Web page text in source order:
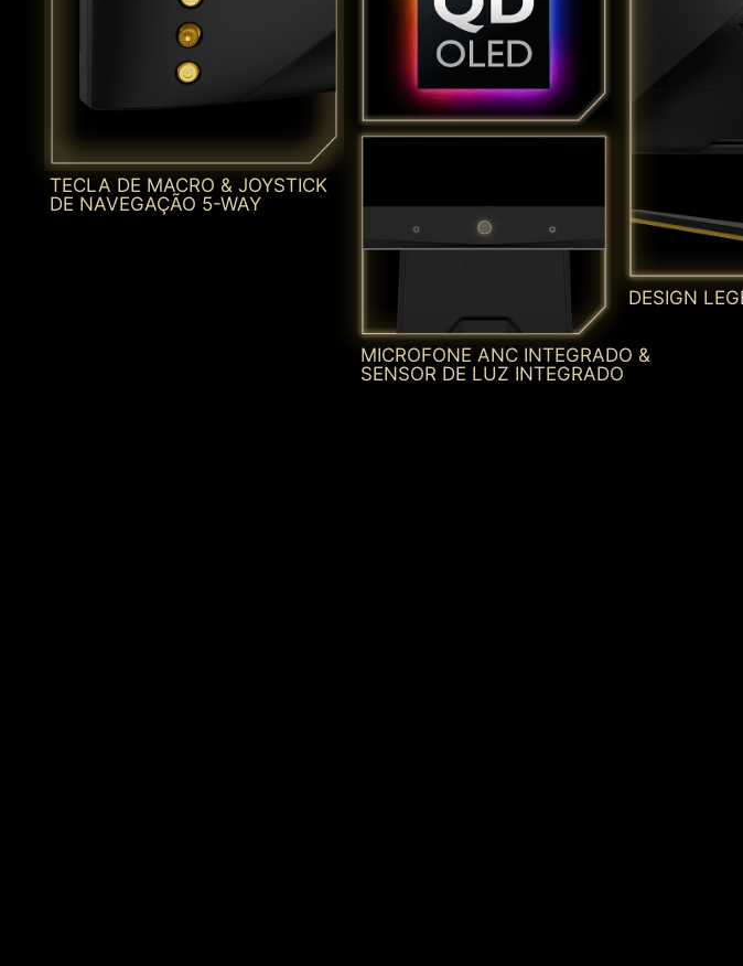
TECLA DE MACRO & JOYSTICK
DE NAVEGAÇÃO 5-WAY
MICROFONE ANC INTEGRADO &
SENSOR DE LUZ INTEGRADO
DESIGN